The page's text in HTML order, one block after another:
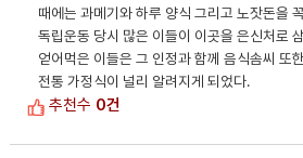
때에는 과메기와 하루 양식 그리고 노잣돈을
독립운동 당시 많은 이들이 이곳을 은신처로
얻어먹은 이들은 그 인정과 함께 음식솜씨 또
전통 가정식이 널리 알려지게 되었다.
추천수 0건